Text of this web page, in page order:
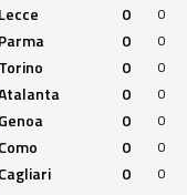
Lecce 0 0
Parma 0 0
Torino 0 0
0 0
Genoa 0 0
Como 0 0
Cagliari 0 0